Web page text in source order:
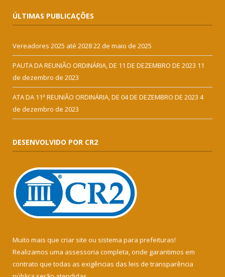
ÚLTIMAS PUBLICAÇÕES
Vereadores 2025 até 202822 de maio de 2025
PAUTA DA REUNIÃO ORDINÁRIA, DE 11 DE DEZEMBRO DE 2023 11
de dezembro de 2023
ATA DA 11ª REUNIÃO ORDINÁRIA, DE 04 DE DEZEMBRO DE 2023 4
de dezembro de 2023
DESENVOLVIDO POR CR2
Muito mais que criar site ou sistema para prefeituras!
Realizamos uma assessoria completa, onde garantimos em
contrato que todas as exigências das leis de transparência